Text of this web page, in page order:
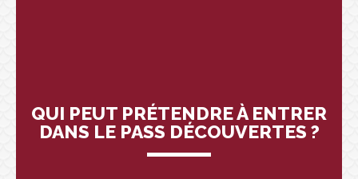
QUI PEUT PRÉTENDRE À ENTRER
DANS LE PASS DÉCOUVERTES ?